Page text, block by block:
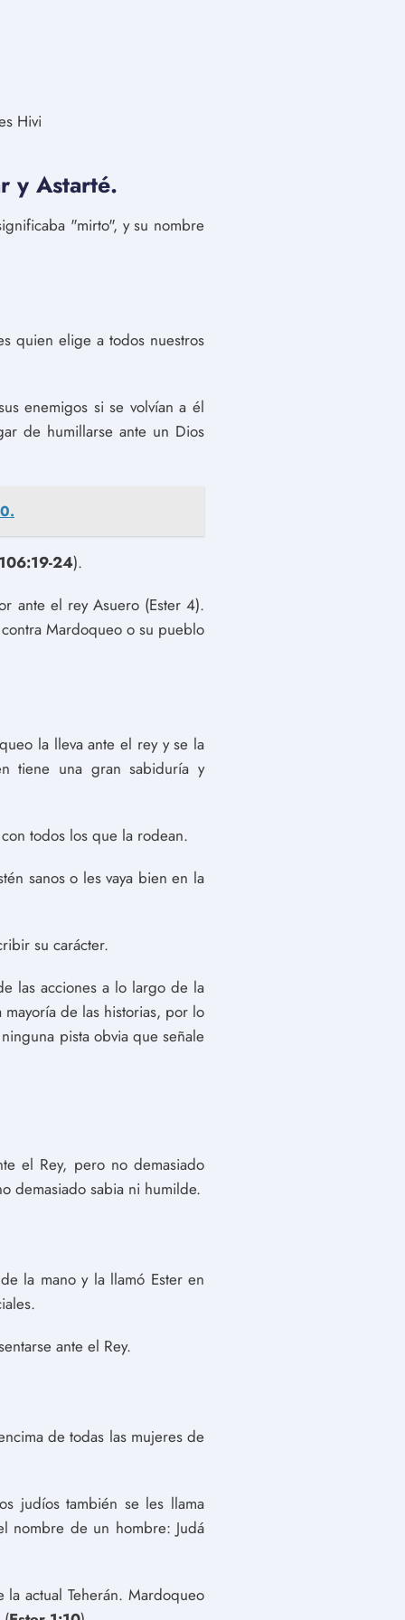
Hivi
y Astarté.
"mirto", y su nombre
quien elige a todos nuestros
enemigos si se volvían a él
de humillarse ante un Dios
24).
ante el rey Asuero (Ester 4).
Mardoqueo o su pueblo
la lleva ante el rey y se la
tiene una gran sabiduría y
todos los que la rodean.
sanos o les vaya bien en la
su carácter.
las acciones a lo largo de la
de las historias, por lo
pista obvia que señale
el Rey, pero no demasiado
demasiado sabia ni humilde.
la mano y la llamó Ester en
ante el Rey.
de todas las mujeres de
judíos también se les llama
nombre de un hombre: Judá
actual Teherán. Mardoqueo